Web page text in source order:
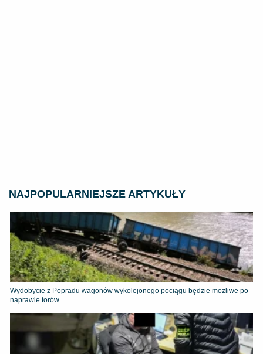
NAJPOPULARNIEJSZE ARTYKUŁY
Wydobycie z Popradu wagonów wykolejonego pociągu będzie możliwe po
naprawie torów